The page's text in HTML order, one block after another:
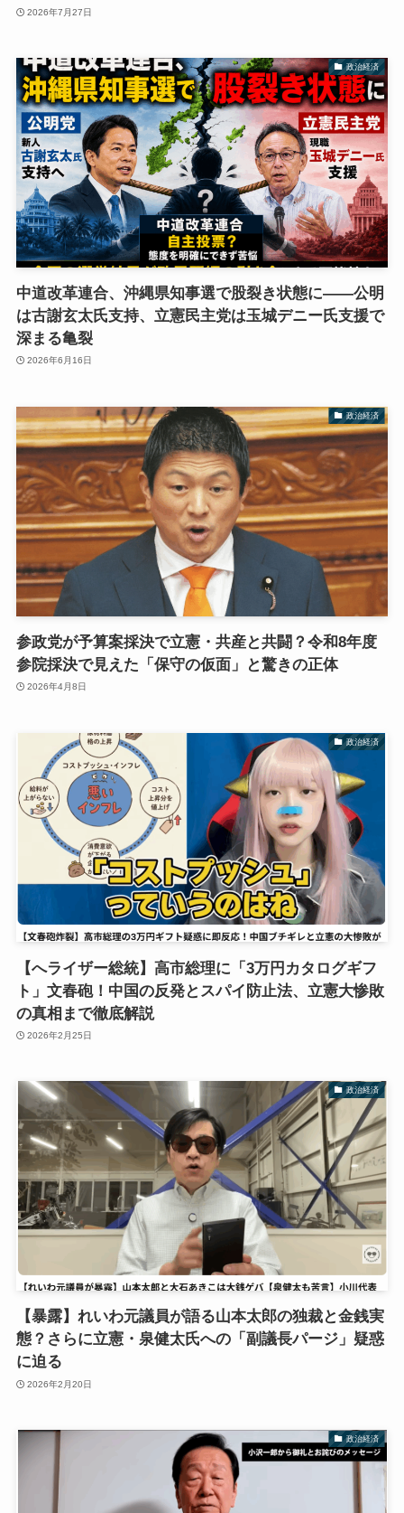
2026年7月27日
政治経済
中道改革連合、沖縄県知事選で股裂き状態に――公明
は古謝玄太氏支持、立憲民主党は玉城デニー氏支援で
深まる亀裂
2026年6月16日
政治経済
参政党が予算案採決で立憲・共産と共闘？令和8年度
参院採決で見えた「保守の仮面」と驚きの正体
2026年4月8日
政治経済
【へライザー総統】高市総理に「3万円カタログギフ
ト」文春砲！中国の反発とスパイ防止法、立憲大惨敗
の真相まで徹底解説
2026年2月25日
政治経済
【暴露】れいわ元議員が語る山本太郎の独裁と金銭実
態？さらに立憲・泉健太氏への「副議長パージ」疑惑
に迫る
2026年2月20日
政治経済